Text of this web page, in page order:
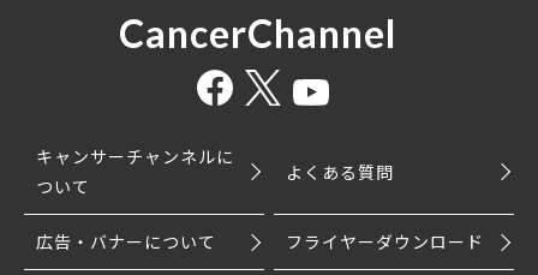
CancerChannel
キャンサーチャンネルに
ついて
よくある質問
広告・バナーについて フライヤーダウンロード